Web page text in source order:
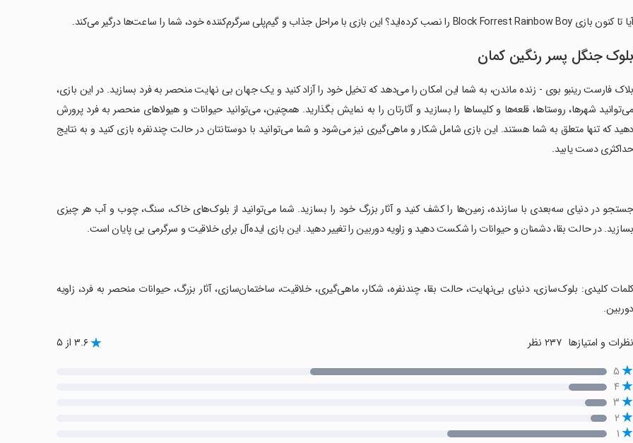
آیا تا کنون بازی Block Forrest Rainbow Boy را نصب کرده‌اید؟ این بازی با مراحل جذاب و گیم‌پلی سرگرم‌کننده خود، شما را ساعت‌ها درگیر می‌کند.
بلوک جنگل پسر رنگین کمان
بلاک فارست رینبو بوی - زنده ماندن، به شما این امکان را می‌دهد که تخیل خود را آزاد کنید و یک جهان بی نهایت منحصر به فرد بسازید. در این بازی،
می‌توانید شهرها، روستاها، قلعه‌ها و کلیساها را بسازید و آثارتان را به نمایش بگذارید. همچنین، می‌توانید حیوانات و هیولاهای منحصر به فرد پرورش
دهید که تنها متعلق به شما هستند. این بازی شامل شکار و ماهی‌گیری نیز می‌شود و شما می‌توانید با دوستانتان در حالت چندنفره بازی کنید و به نتایج
حداکثری دست یابید.
‏جستجو در دنیای سه‌بعدی با سازنده، زمین‌ها را کشف کنید و آثار بزرگ خود را بسازید. شما می‌توانید از بلوک‌های خاک، سنگ، چوب و آب هر چیزی
بسازید. در حالت بقا، دشمنان و حیوانات را شکست دهید و زاویه دوربین را تغییر دهید. این بازی ایده‌آل برای خلاقیت و سرگرمی بی پایان است.
‏کلمات کلیدی: بلوک‌سازی، دنیای بی‌نهایت، حالت بقا، چندنفره، شکار، ماهی‌گیری، خلاقیت، ساختمان‌سازی، آثار بزرگ، حیوانات منحصر به فرد، زاویه
دوربین.
نظرات و امتیازها ۲۳۷ نظر ۳.۶ از ۵
۵
۴
۳
۲
۱